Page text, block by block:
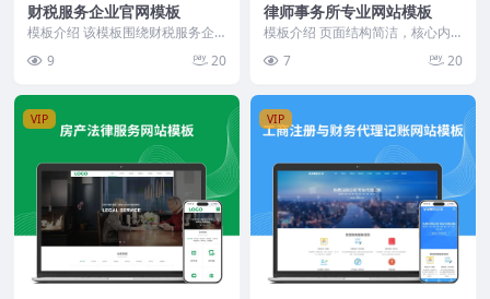
财税服务企业官网模板
模板介绍 该模板围绕财税服务企
清晰、功能分区合理。...
9 20
律师事务所专业网站模板
模板介绍 页面结构简洁，核心内
队实力、业务领域及新...
7 20
VIP VIP